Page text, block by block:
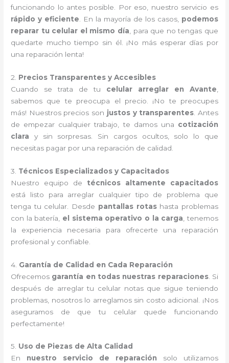
funcionando lo antes posible. Por eso, nuestro servicio es
rápido y eficiente . En la mayoría de los casos, podemos
reparar tu celular el mismo día , para que no tengas que
quedarte mucho tiempo sin él. ¡No más esperar días por
una reparación lenta!
2. Precios Transparentes y Accesibles
Cuando se trata de tu celular arreglar en Avante
sabemos que te preocupa el precio. ¡No te preocupes
más! Nuestros precios son justos y transparentes . Antes
de empezar cualquier trabajo, te damos una cotización
clara y sin sorpresas. Sin cargos ocultos, solo lo que
necesitas pagar por una reparación de calidad.
3. Técnicos Especializados y Capacitados
Nuestro equipo de técnicos altamente capacitados
está listo para arreglar cualquier tipo de problema que
tenga tu celular. Desde pantallas rotashasta problemas
con la batería, el sistema operativo o la carga , tenemos
la experiencia necesaria para ofrecerte una reparación
profesional y confiable.
4. Garantía de Calidad en Cada Reparación
Ofrecemos garantía en todas nuestras reparaciones. Si
después de arreglar tu celular notas que sigue teniendo
problemas, nosotros lo arreglamos sin costo adicional. ¡Nos
aseguramos de que tu celular quede funcionando
perfectamente!
5. Uso de Piezas de Alta Calidad
En nuestro servicio de reparación solo utilizamos